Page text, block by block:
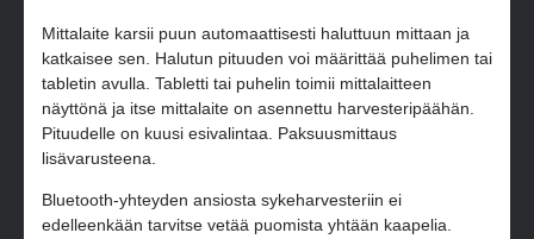
Mittalaite karsii puun automaattisesti haluttuun mittaan ja
katkaisee sen. Halutun pituuden voi määrittää puhelimen tai
tabletin avulla. Tabletti tai puhelin toimii mittalaitteen
näyttönä ja itse mittalaite on asennettu harvesteripäähän.
Pituudelle on kuusi esivalintaa. Paksuusmittaus
lisävarusteena.
Bluetooth-yhteyden ansiosta sykeharvesteriin ei
edelleenkään tarvitse vetää puomista yhtään kaapelia.